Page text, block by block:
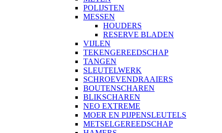
POLIJSTEN
MESSEN
HOUDERS
RESERVE BLADEN
VIJLEN
TEKENGEREEDSCHAP
TANGEN
SLEUTELWERK
SCHROEVENDRAAIERS
BOUTENSCHAREN
BLIKSCHAREN
NEO EXTREME
MOER EN PIJPENSLEUTELS
METSELGEREEDSCHAP